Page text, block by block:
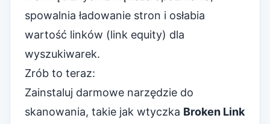
spowalnia ładowanie stron i osłabia
wartość linków (link equity) dla
wyszukiwarek.
Zrób to teraz:
Zainstaluj darmowe narzędzie do
skanowania, takie jak wtyczka Broken Link